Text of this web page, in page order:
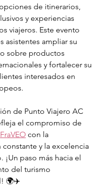
de itinerarios,
y experiencias
viajeros. Este evento
asistentes ampliar su
sobre productos
y fortalecer su
interesados en
de Punto Viajero AC
el compromiso de
FraVEO con la
constante y la excelencia
¡Un paso más hacia el
del turismo
🌍✈️